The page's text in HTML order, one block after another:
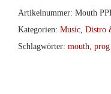
Artikelnummer: Mouth
Kategorien: Music, Distro
Schlagwörter: mouth, prog